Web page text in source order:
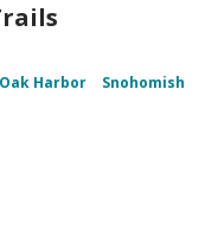
Oak Harbor Snohomish